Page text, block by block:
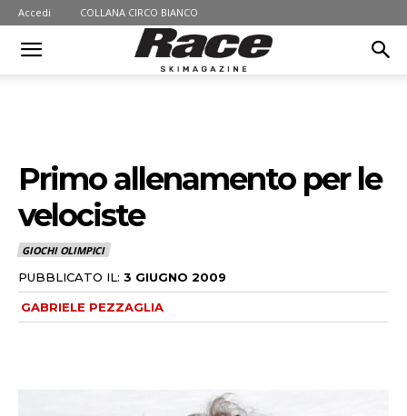
Accedi COLLANA CIRCO BIANCO
Primo allenamento per le
velociste
GIOCHI OLIMPICI
PUBBLICATO IL: 3 GIUGNO 2009
GABRIELE PEZZAGLIA